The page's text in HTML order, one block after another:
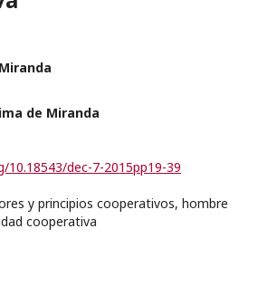
de Miranda
10.18543/dec-7-2015pp19-39
y principios cooperativos, hombre
cooperativa